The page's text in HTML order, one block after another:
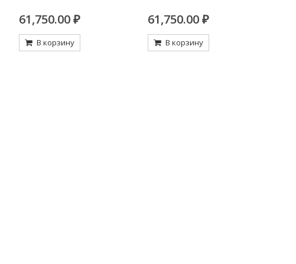
61,750.00₽
В корзину
61,750.00₽
В корзину